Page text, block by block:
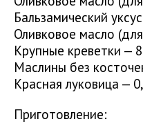
Бальзамический
Оливковое масло
Крупные креветки —
Маслины без
Красная луковица —
Приготовление: